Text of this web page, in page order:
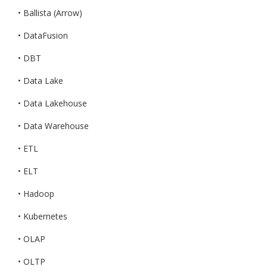
• Ballista (Arrow)
• DataFusion
• DBT
• Data Lake
• Data Lakehouse
• Data Warehouse
• ETL
• ELT
• Hadoop
• Kubernetes
• OLAP
• OLTP